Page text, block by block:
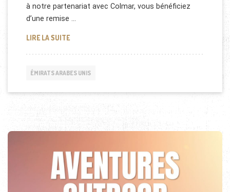
à notre partenariat avec Colmar, vous bénéficiez
d’une remise …
LIRE LA SUITECRÉATION DE DE SITE INTERNET PAS CHER!
ÉMIRATS ARABES UNIS